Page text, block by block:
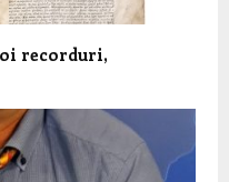
recorduri,